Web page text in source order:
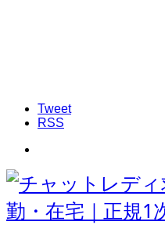
Tweet
RSS